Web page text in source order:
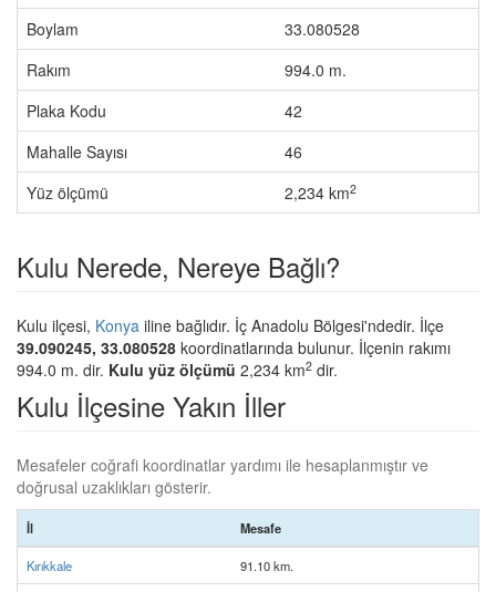
Boylam
33.080528
Rakım
994.0 m.
Plaka Kodu
42
Mahalle Sayısı
46
Yüz ölçümü
2,234 km2
Kulu Nerede, Nereye Bağlı?
Kulu ilçesi, Konya iline bağlıdır. İç Anadolu Bölgesi'ndedir. İlçe
39.090245, 33.080528 koordinatlarında bulunur. İlçenin rakımı
994.0 m. dir. Kulu yüz ölçümü 2,234 km2 dir.
Kulu İlçesine Yakın İller
Mesafeler coğrafi koordinatlar yardımı ile hesaplanmıştır ve
doğrusal uzaklıkları gösterir.
İl Mesafe
Kırıkkale 91.10 km.